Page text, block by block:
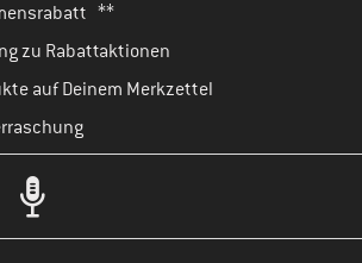
**
zu Rabattaktionen
auf Deinem Merkzettel